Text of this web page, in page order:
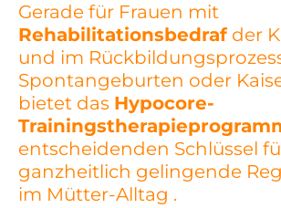
Gerade für Frauen mit
Rehabilitationsbedrafder
und im
Spontangeburten oder
bietet das Hypocore-
entscheidenden Schlüssel
ganzheitlich gelingende
im Mütter-Alltag .